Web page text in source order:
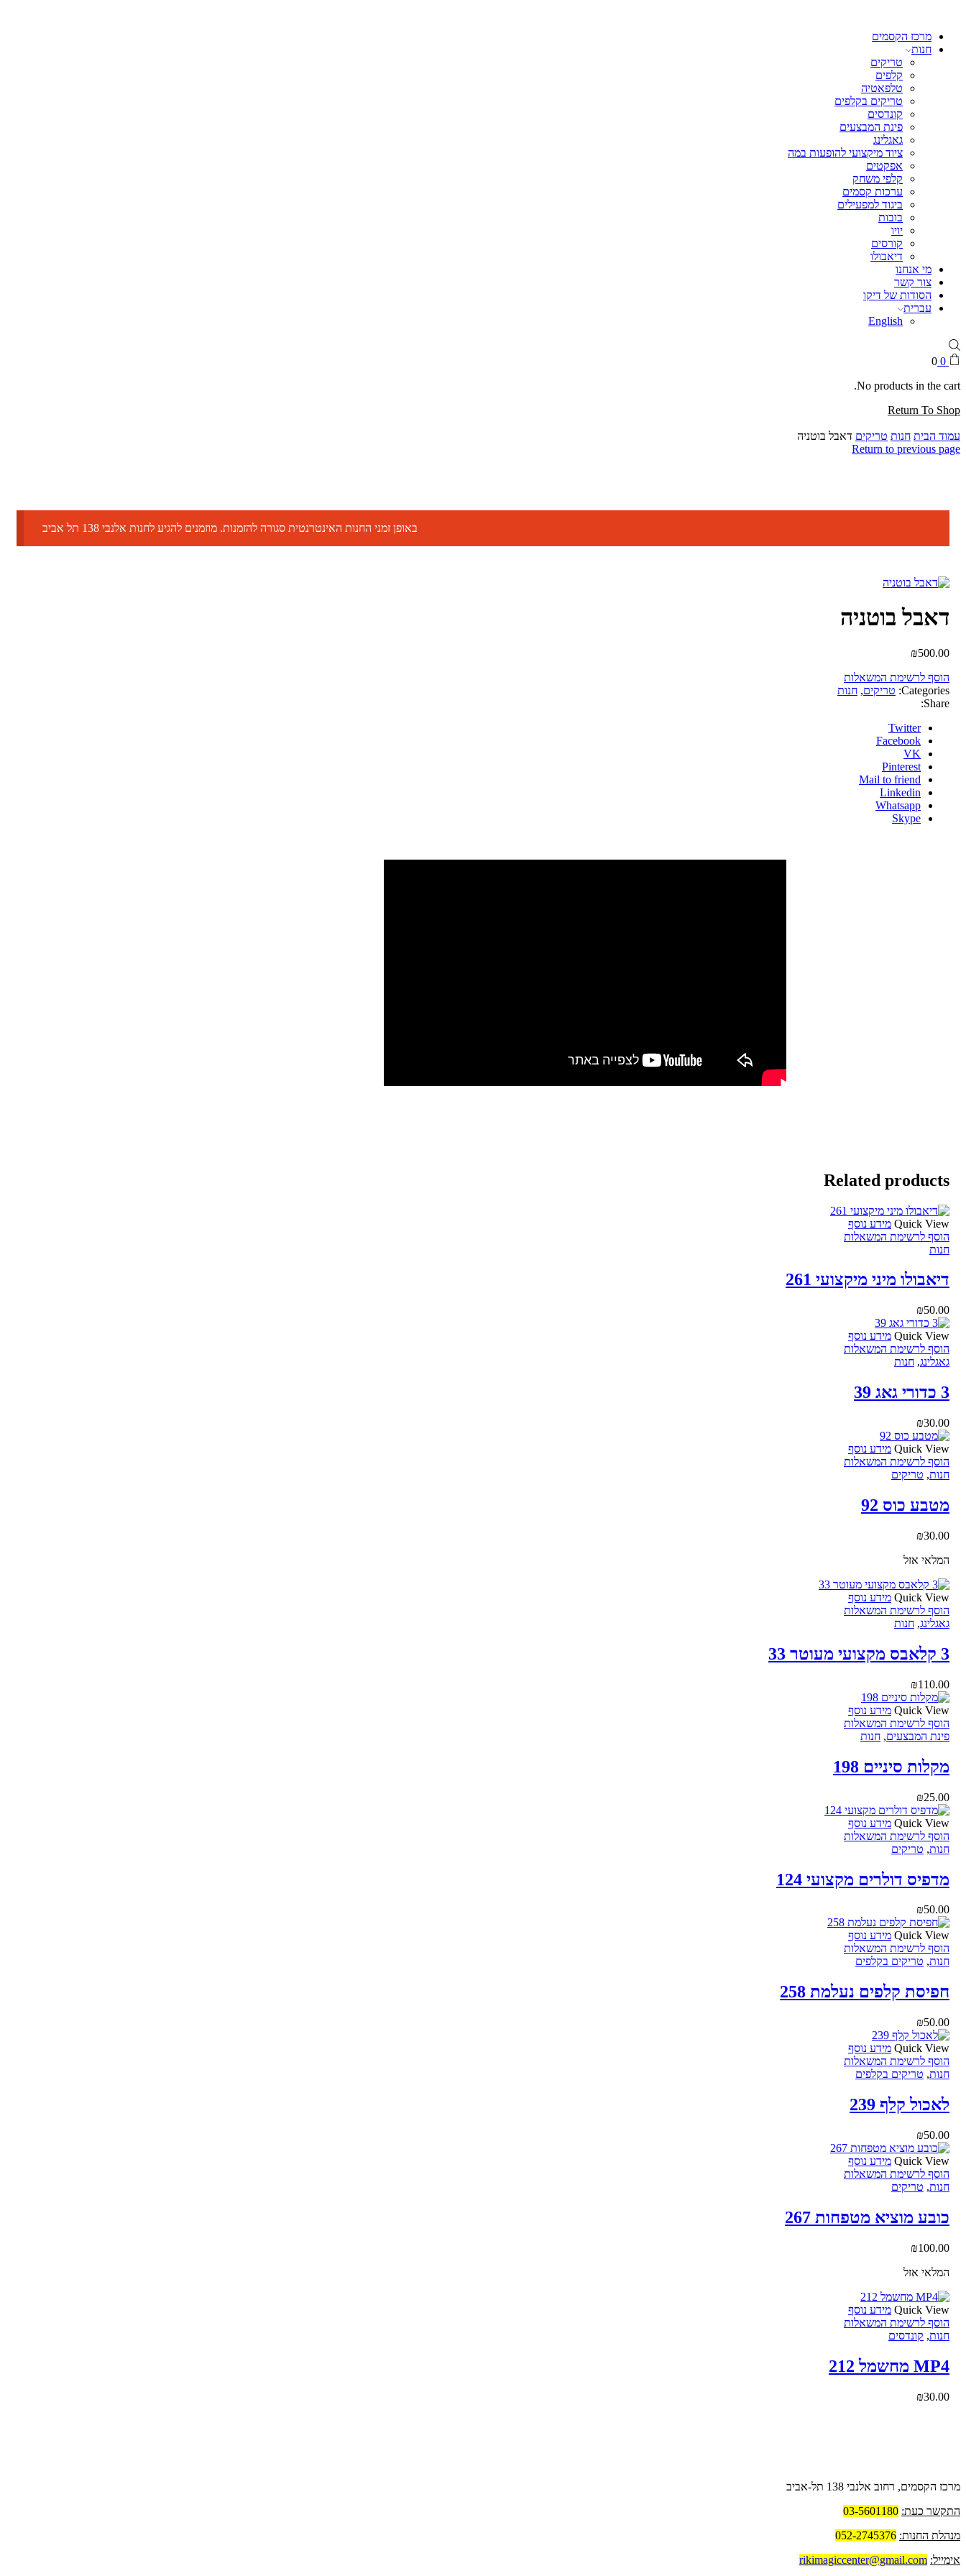
מרכז הקסמים
חנות
טריקים
קלפים
טלפאטיה
טריקים בקלפים
קונדסים
פינת המבצעים
גאגלינג
ציוד מיקצועי להופעות במה
אפקטים
קלפי משחק
ערכות קסמים
ביגוד למפעילים
בובות
יויו
קורסים
דיאבולו
מי אנחנו
צור קשר
הסודות של דיקו
עברית
English
0
0
No products in the cart.
Return To Shop
עמוד הבית חנות טריקים דאבל בוטניה
Return to previous page
באופן זמני החנות האינטרנטית סגורה להזמנות. מוזמנים להגיע לחנות אלנבי 138 תל אביב
דאבל בוטניה
₪500.00
הוסף לרשימת המשאלות
Categories: טריקים, חנות
Share:
Twitter
Facebook
VK
Pinterest
Mail to friend
Linkedin
Whatsapp
Skype
Related products
Quick View מידע נוסף
הוסף לרשימת המשאלות
חנות
דיאבולו מיני מיקצועי 261
₪50.00
Quick View מידע נוסף
הוסף לרשימת המשאלות
גאגלינג, חנות
3 כדורי גאג 39
₪30.00
Quick View מידע נוסף
הוסף לרשימת המשאלות
חנות, טריקים
מטבע כוס 92
₪30.00
המלאי אזל
Quick View מידע נוסף
הוסף לרשימת המשאלות
גאגלינג, חנות
3 קלאבס מקצועי מעוטר 33
₪110.00
Quick View מידע נוסף
הוסף לרשימת המשאלות
פינת המבצעים, חנות
מקלות סיניים 198
₪25.00
Quick View מידע נוסף
הוסף לרשימת המשאלות
חנות, טריקים
מדפיס דולרים מקצועי 124
₪50.00
Quick View מידע נוסף
הוסף לרשימת המשאלות
חנות, טריקים בקלפים
חפיסת קלפים נעלמת 258
₪50.00
Quick View מידע נוסף
הוסף לרשימת המשאלות
חנות, טריקים בקלפים
לאכול קלף 239
₪50.00
Quick View מידע נוסף
הוסף לרשימת המשאלות
חנות, טריקים
כובע מוציא מטפחות 267
₪100.00
המלאי אזל
Quick View מידע נוסף
הוסף לרשימת המשאלות
חנות, קונדסים
MP4 מחשמל 212
₪30.00
מרכז הקסמים, רחוב אלנבי 138 תל-אביב
התקשר כעת: 03-5601180
מנהלת החנות: 052-2745376
אימייל: rikimagiccenter@gmail.com